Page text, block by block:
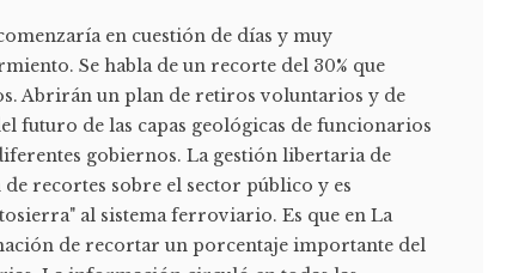
en cuestión de días y muy
Se habla de un recorte del 30% que
Abrirán un plan de retiros voluntarios y de
futuro de las capas geológicas de funcionarios
gobiernos. La gestión libertaria de
recortes sobre el sector público y es
al sistema ferroviario. Es que en La
de recortar un porcentaje importante del